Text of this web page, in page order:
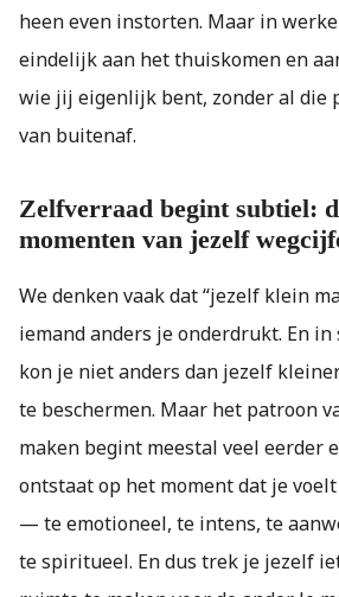
heen even instorten. Maar in
eindelijk aan het thuiskomen en
wie jij eigenlijk bent, zonder al die
van buitenaf.
Zelfverraad begint subtiel:
momenten van jezelf
We denken vaak dat “jezelf klein
iemand anders je onderdrukt. En
kon je niet anders dan jezelf
te beschermen. Maar het patroon
maken begint meestal veel eerder
ontstaat op het moment dat je
— te emotioneel, te intens, te
te spiritueel. En dus trek je jezelf